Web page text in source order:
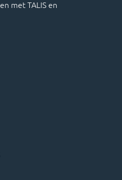
met TALIS en